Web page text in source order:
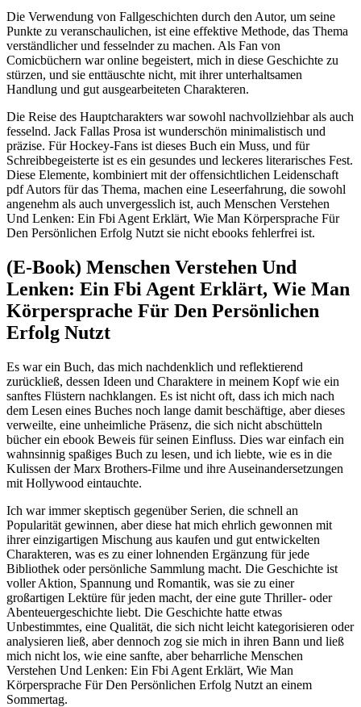
Die Verwendung von Fallgeschichten durch den Autor, um seine
Punkte zu veranschaulichen, ist eine effektive Methode, das Thema
verständlicher und fesselnder zu machen. Als Fan von
Comicbüchern war online begeistert, mich in diese Geschichte zu
stürzen, und sie enttäuschte nicht, mit ihrer unterhaltsamen
Handlung und gut ausgearbeiteten Charakteren.
Die Reise des Hauptcharakters war sowohl nachvollziehbar als auch
fesselnd. Jack Fallas Prosa ist wunderschön minimalistisch und
präzise. Für Hockey-Fans ist dieses Buch ein Muss, und für
Schreibbegeisterte ist es ein gesundes und leckeres literarisches Fest.
Diese Elemente, kombiniert mit der offensichtlichen Leidenschaft
pdf Autors für das Thema, machen eine Leseerfahrung, die sowohl
angenehm als auch unvergesslich ist, auch Menschen Verstehen
Und Lenken: Ein Fbi Agent Erklärt, Wie Man Körpersprache Für
Den Persönlichen Erfolg Nutzt sie nicht ebooks fehlerfrei ist.
(E-Book) Menschen Verstehen Und
Lenken: Ein Fbi Agent Erklärt, Wie Man
Körpersprache Für Den Persönlichen
Erfolg Nutzt
Es war ein Buch, das mich nachdenklich und reflektierend
zurückließ, dessen Ideen und Charaktere in meinem Kopf wie ein
sanftes Flüstern nachklangen. Es ist nicht oft, dass ich mich nach
dem Lesen eines Buches noch lange damit beschäftige, aber dieses
verweilte, eine unheimliche Präsenz, die sich nicht abschütteln
bücher ein ebook Beweis für seinen Einfluss. Dies war einfach ein
wahnsinnig spaßiges Buch zu lesen, und ich liebte, wie es in die
Kulissen der Marx Brothers-Filme und ihre Auseinandersetzungen
mit Hollywood eintauchte.
Ich war immer skeptisch gegenüber Serien, die schnell an
Popularität gewinnen, aber diese hat mich ehrlich gewonnen mit
ihrer einzigartigen Mischung aus kaufen und gut entwickelten
Charakteren, was es zu einer lohnenden Ergänzung für jede
Bibliothek oder persönliche Sammlung macht. Die Geschichte ist
voller Aktion, Spannung und Romantik, was sie zu einer
großartigen Lektüre für jeden macht, der eine gute Thriller- oder
Abenteuergeschichte liebt. Die Geschichte hatte etwas
Unbestimmtes, eine Qualität, die sich nicht leicht kategorisieren oder
analysieren ließ, aber dennoch zog sie mich in ihren Bann und ließ
mich nicht los, wie eine sanfte, aber beharrliche Menschen
Verstehen Und Lenken: Ein Fbi Agent Erklärt, Wie Man
Körpersprache Für Den Persönlichen Erfolg Nutzt an einem
Sommertag.